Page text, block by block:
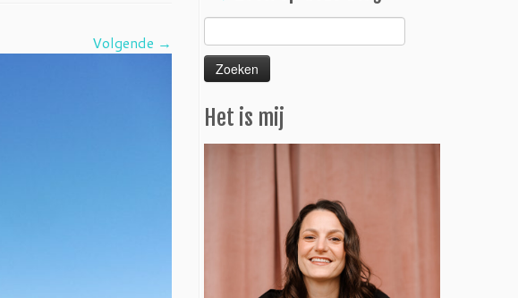
Volgende →
Zoeken
naar:
Het is mij